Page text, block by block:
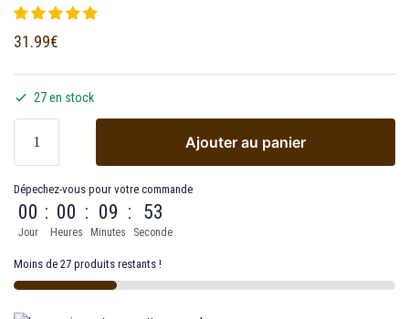
31.99€
27 en stock
Ajouter au panier
Dépechez-vous pour votre commande
00
Jour
: 00
Heures
: 09
Minutes
: 53
Seconde
Moins de 27 produits restants !